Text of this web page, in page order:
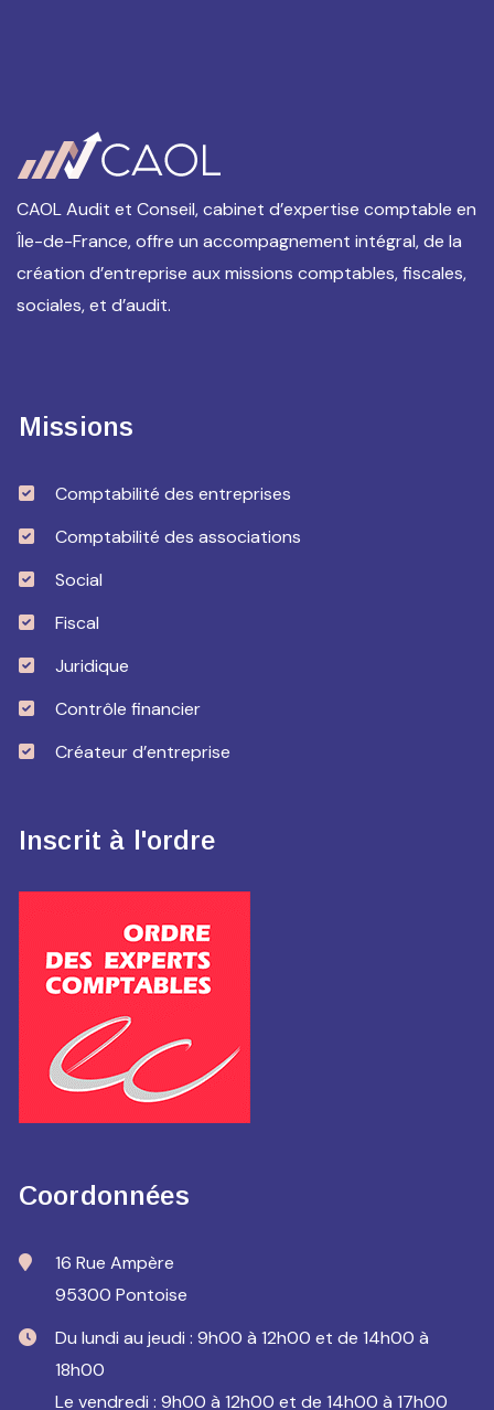
CAOL Audit et Conseil, cabinet d’expertise comptable en
Île-de-France, offre un accompagnement intégral, de la
création d’entreprise aux missions comptables, fiscales,
sociales, et d’audit.
Missions
Comptabilité des entreprises
Comptabilité des associations
Social
Fiscal
Juridique
Contrôle financier
Créateur d’entreprise
Inscrit à l'ordre
Coordonnées
16 Rue Ampère
95300 Pontoise
Du lundi au jeudi : 9h00 à 12h00 et de 14h00 à
18h00
Le vendredi : 9h00 à 12h00 et de 14h00 à 17h00